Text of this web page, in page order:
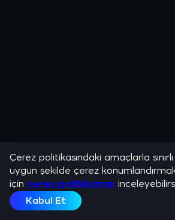
Çerez politikasındaki amaçlarla
uygun şekilde çerez
için çerez politikamızı
Kabul Et